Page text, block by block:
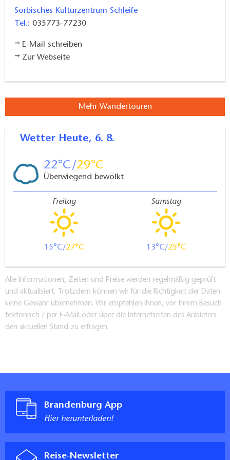
Seerundweges), blauer Strich auf weißem Grund
(Froschradweg - Nordufer und zurück nach Schleife)
Roggosen, danach der B168 / B115 bis Döbern
danach Schleife folgen
Ost und danach B156 bis Weißwasser folgen,
Bahnhof Schleife: ca. 20min vom Startpunkt
Verlauf:Sorbisches Kulturzentrum Schleife –
Handrik Kastanie – Borstel Weg – Halbendorfer See –
Trimm-Dich-Stationen – Campingplatz – Wake and
Beach – Wolfsstation – Sorbisches Kulturzentrum
Gastronomie:
Zur Schlangenkrone La Corona (Pension &
Pizzeria)
Bäckerei Merschank
Sehenswertes:
Sorbisches Kulturzentrum Schleife
Handrik Kastanie
Sorbisches Kulturzentrum Schleife
Tel.: 035773-77230
E-Mail schreiben
Zur Webseite
Mehr Wandertouren
Wetter Heute, 6. 8.
22 29
Überwiegend bewölkt
Freitag
15 27
Samstag
13 25
Alle Informationen, Zeiten und Preise werden regelmäßig geprüft
und aktualisiert. Trotzdem können wir für die Richtigkeit der Daten
keine Gewähr übernehmen. Wir empfehlen Ihnen, vor Ihrem Besuch
telefonisch / per E-Mail oder über die Internetseiten des Anbieters
den aktuellen Stand zu erfragen.
Brandenburg App
Hier herunterladen!
Reise-Newsletter